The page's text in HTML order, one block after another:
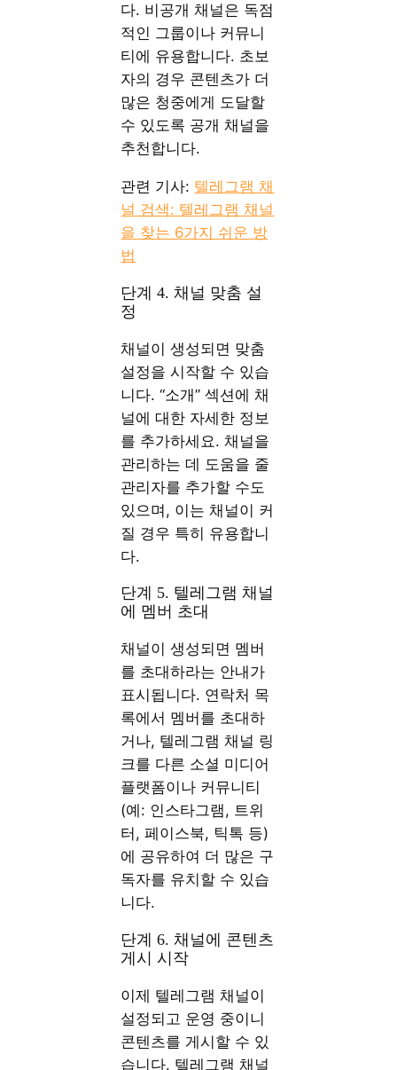
다. 비공개 채널은 독점
적인 그룹이나 커뮤니
티에 유용합니다. 초보
자의 경우 콘텐츠가 더
많은 청중에게 도달할
수 있도록 공개 채널을
추천합니다.
관련 기사: 텔레그램 채
널 검색: 텔레그램 채널
을 찾는 6가지 쉬운 방
법
단계 4. 채널 맞춤 설
정
채널이 생성되면 맞춤
설정을 시작할 수 있습
니다. “소개” 섹션에 채
널에 대한 자세한 정보
를 추가하세요. 채널을
관리하는 데 도움을 줄
관리자를 추가할 수도
있으며, 이는 채널이 커
질 경우 특히 유용합니
다.
단계 5. 텔레그램 채널
에 멤버 초대
채널이 생성되면 멤버
를 초대하라는 안내가
표시됩니다. 연락처 목
록에서 멤버를 초대하
거나, 텔레그램 채널 링
크를 다른 소셜 미디어
플랫폼이나 커뮤니티
(예: 인스타그램, 트위
터, 페이스북, 틱톡 등)
에 공유하여 더 많은 구
독자를 유치할 수 있습
니다.
단계 6. 채널에 콘텐츠
게시 시작
이제 텔레그램 채널이
설정되고 운영 중이니
콘텐츠를 게시할 수 있
습니다. 텔레그램 채널